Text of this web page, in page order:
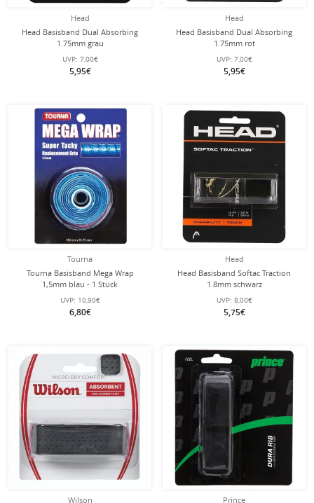
Head
Head Basisband Dual Absorbing
1.75mm grau
UVP: 7,00€
5,95€
Head
Head Basisband Dual Absorbing
1.75mm rot
UVP: 7,00€
5,95€
Tourna
Tourna Basisband Mega Wrap
1,5mm blau - 1 Stück
UVP: 10,90€
6,80€
Head
Head Basisband Softac Traction
1.8mm schwarz
UVP: 8,00€
5,75€
Wilson Prince